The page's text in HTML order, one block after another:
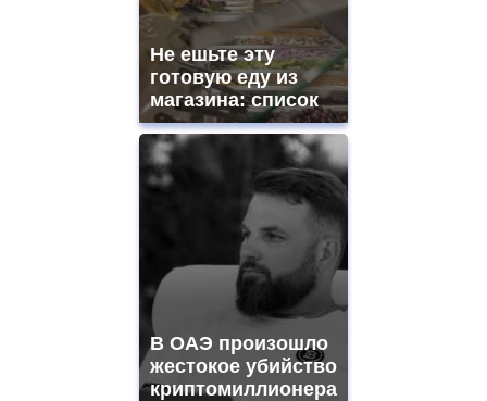
Не ешьте эту
готовую еду из
магазина: список
В ОАЭ произошло
жестокое убийство
криптомиллионера